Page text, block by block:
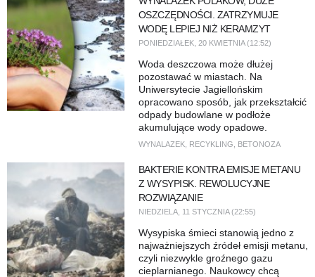
OSZCZĘDNOŚCI. ZATRZYMUJE
WODĘ LEPIEJ NIŻ KERAMZYT
PONIEDZIAŁEK, 20 KWIETNIA (12:52)
Woda deszczowa może dłużej
pozostawać w miastach. Na
Uniwersytecie Jagiellońskim
opracowano sposób, jak przekształcić
odpady budowlane w podłoże
akumulujące wody opadowe.
WYNALAZEK, RECYKLING BETONOZA
BAKTERIE KONTRA EMISJE METANU
Z WYSYPISK. REWOLUCYJNE
ROZWIĄZANIE
NIEDZIELA, 11 STYCZNIA (22:55)
Wysypiska śmieci stanowią jedno z
najważniejszych źródeł emisji metanu,
czyli niezwykle groźnego gazu
cieplarnianego. Naukowcy chcą